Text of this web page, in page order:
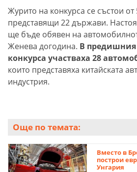
Журито на конкурса се състои
представящи 22 държави.
ще бъде обявен на
Женева догодина. В предишния
конкурса участваха 28
които представяха китайската
индустрия.
Още по темата:
Вместо в
построи
Унгария